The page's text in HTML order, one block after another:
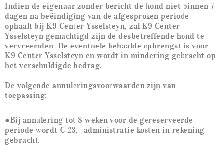
Indien de eigenaar zonder bericht de hond niet binnen 7
dagen na beëindiging van de afgesproken periode
ophaalt bij K9 Center Ysselsteyn, zal K9 Center
Ysselsteyn gemachtigd zijn de desbetreffende hond te
vervreemden. De eventuele behaalde opbrengst is voor
K9 Center Ysselsteyn en wordt in mindering gebracht op
het verschuldigde bedrag.
De volgende annuleringsvoorwaarden zijn van
toepassing:
●Bij annulering tot 8 weken voor de gereserveerde
periode wordt € 23,- administratie kosten in rekening
gebracht.